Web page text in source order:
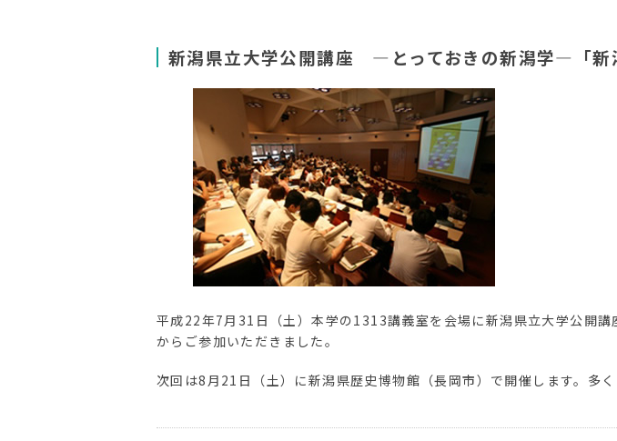
新潟県立大学公開講座 ―とっておきの新潟学―「新
平成22年7月31日（土）本学の1313講義室を会場に新潟県立大学公開
からご参加いただきました。
次回は8月21日（土）に新潟県歴史博物館（長岡市）で開催します。多